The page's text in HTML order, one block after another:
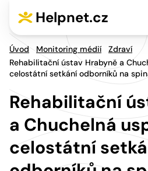
Helpnet.cz
Úvod Monitoring médií
Zdraví
Rehabilitační ústav Hrabyně a
celostátní setkání odborníků na
Rehabilitační
a Chuchelná
celostátní